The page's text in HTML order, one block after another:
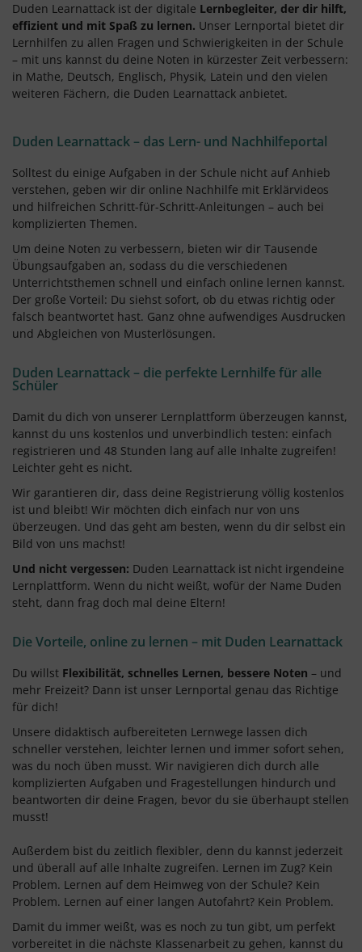
Duden Learnattack ist der digitale Lernbegleiter, der dir hilft,
effizient und mit Spaß zu lernen. Unser Lernportal bietet dir
Lernhilfen zu allen Fragen und Schwierigkeiten in der Schule
– mit uns kannst du deine Noten in kürzester Zeit verbessern:
in Mathe, Deutsch, Englisch, Physik, Latein und den vielen
weiteren Fächern, die Duden Learnattack anbietet.
Duden Learnattack – das Lern- und Nachhilfeportal
Solltest du einige Aufgaben in der Schule nicht auf Anhieb
verstehen, geben wir dir online Nachhilfe mit Erklärvideos
und hilfreichen Schritt-für-Schritt-Anleitungen – auch bei
komplizierten Themen.
Um deine Noten zu verbessern, bieten wir dir Tausende
Übungsaufgaben an, sodass du die verschiedenen
Unterrichtsthemen schnell und einfach online lernen kannst.
Der große Vorteil: Du siehst sofort, ob du etwas richtig oder
falsch beantwortet hast. Ganz ohne aufwendiges Ausdrucken
und Abgleichen von Musterlösungen.
Duden Learnattack – die perfekte Lernhilfe für alle
Schüler
Damit du dich von unserer Lernplattform überzeugen kannst,
kannst du uns kostenlos und unverbindlich testen: einfach
registrieren und 48 Stunden lang auf alle Inhalte zugreifen!
Leichter geht es nicht.
Wir garantieren dir, dass deine Registrierung völlig kostenlos
ist und bleibt! Wir möchten dich einfach nur von uns
überzeugen. Und das geht am besten, wenn du dir selbst ein
Bild von uns machst!
Und nicht vergessen: Duden Learnattack ist nicht irgendeine
Lernplattform. Wenn du nicht weißt, wofür der Name Duden
steht, dann frag doch mal deine Eltern!
Die Vorteile, online zu lernen – mit Duden Learnattack
Du willst Flexibilität, schnelles Lernen, bessere Noten – und
mehr Freizeit? Dann ist unser Lernportal genau das Richtige
für dich!
Unsere didaktisch aufbereiteten Lernwege lassen dich
schneller verstehen, leichter lernen und immer sofort sehen,
was du noch üben musst. Wir navigieren dich durch alle
komplizierten Aufgaben und Fragestellungen hindurch und
beantworten dir deine Fragen, bevor du sie überhaupt stellen
musst!
Außerdem bist du zeitlich flexibler, denn du kannst jederzeit
und überall auf alle Inhalte zugreifen. Lernen im Zug? Kein
Problem. Lernen auf dem Heimweg von der Schule? Kein
Problem. Lernen auf einer langen Autofahrt? Kein Problem.
Damit du immer weißt, was es noch zu tun gibt, um perfekt
vorbereitet in die nächste Klassenarbeit zu gehen, kannst du